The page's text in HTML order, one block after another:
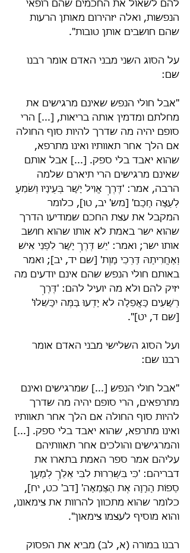
להם לשאול את החכמים שהם רופאי
הנפשות, ואלה יזהירום מאותן הרעות
שהם חושבים אותן טובות".
על הסוג השני מבני האדם אומר רבנו
שם:
"אבל חולי הנפש שאינם מרגישים את
מחלתם ומדמין אותה בריאות, [...] הרי
סופם יהיה מה שדרך להיות סוף החולה
אם הלך אחר תאוותיו ואינו מתרפא,
שהוא יאבד בלי ספק. [...] אבל אותם
שאינם מרגישים הרי תיארם שלמה
הרבה, אמר: 'דֶּרֶךְ אֱוִיל יָשָׁר בְּעֵינָיו וְשֹׁמֵעַ
לְעֵצָה חָכָם' [מש' יב, טו], כלומר
המקבל את עצת החכם שמודיעו הדרך
שהוא ישר באמת לא אותו שהוא חושב
אותו ישר; ואמר: 'יֵשׁ דֶּרֶךְ יָשָׁר לִפְנֵי אִישׁ
וְאַחֲרִיתָהּ דַּרְכֵי מָוֶת' [שם יד, יב]; ואמר
באותם חולי הנפש שהם אינם יודעים מה
יזיק להם ולא מה יועיל להם: 'דֶּרֶךְ
רְשָׁעִים כָּאֲפֵלָה לֹא יָדְעוּ בַּמֶּה יִכָּשֵׁלוּ'
[שם ד, יט]".
ועל הסוג השלישי מבני האדם אומר
רבנו שם:
"אבל חולי הנפש [...] שמרגישים ואינם
מתרפאים, הרי סופם יהיה מה שדרך
להיות סוף החולה אם הלך אחר תאוותיו
ואינו מתרפא, שהוא יאבד בלי ספק. [...]
והמרגישים והולכים אחר תאוותיהם
עליהם אמר ספר האמת בתארו את
דבריהם: 'כִּי בִּשְׁרִרוּת לִבִּי אֵלֵךְ לְמַעַן
סְפוֹת הָרָוָה אֶת הַצְּמֵאָה' [דב' כט, יח],
כלומר שהוא מתכוון להרוות את צימאונו,
והוא מוסיף לעצמו צימאון".
רבנו במורה (א, לב) מביא את הפסוק